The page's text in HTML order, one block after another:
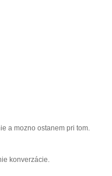
a mozno ostanem pri tom.
konverzácie.